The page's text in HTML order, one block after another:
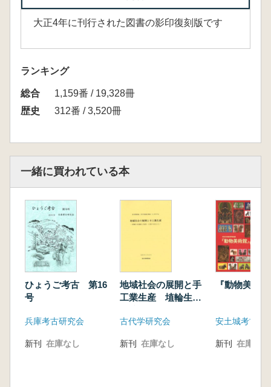
大正4年に刊行された図書の影印復刻版です
ランキング
総合
1,159番 / 19,328冊
歴史
312番 / 3,520冊
一緒に買われている本
ひょうご考古 第16
号
兵庫考古研究会
新刊 在庫なし
地域社会の展開と手
工業生産 埴輪生産
対比から
古代学研究会
新刊 在庫なし
『動物美術
安土城考古博
新刊 在庫なし